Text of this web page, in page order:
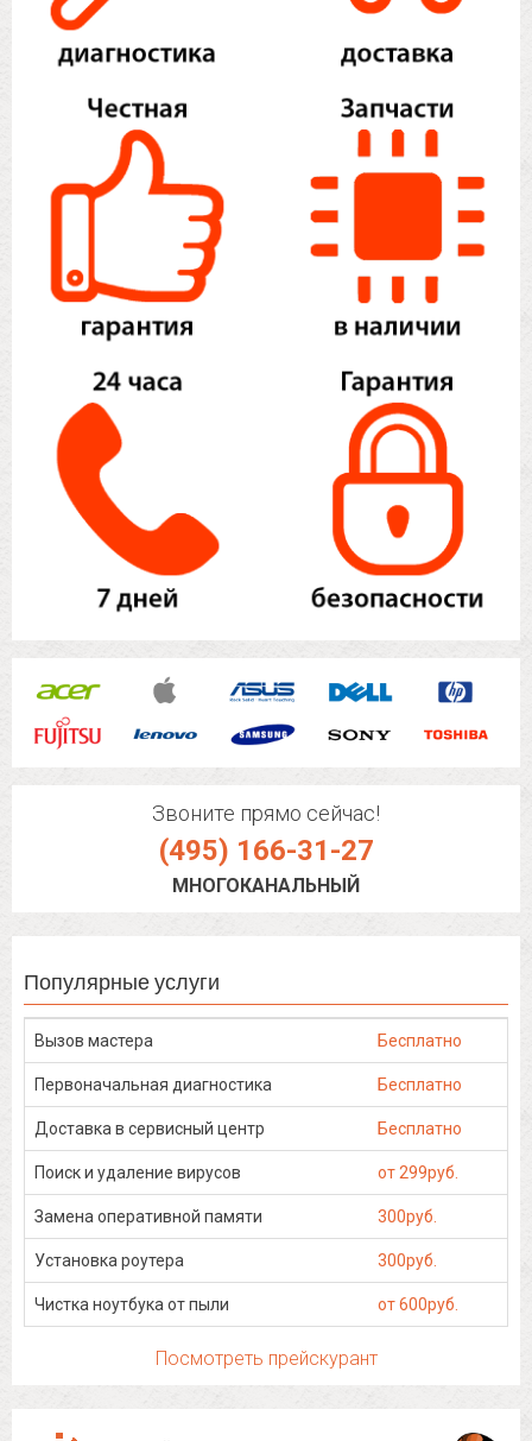
Звоните прямо сейчас!
(495) 166-31-27
МНОГОКАНАЛЬНЫЙ
Популярные услуги
Вызов мастера Бесплатно
Первоначальная диагностика Бесплатно
Доставка в сервисный центр Бесплатно
Поиск и удаление вирусов от 299руб.
Замена оперативной памяти 300руб.
Установка роутера 300руб.
Чистка ноутбука от пыли от 600руб.
Посмотреть прейскурант